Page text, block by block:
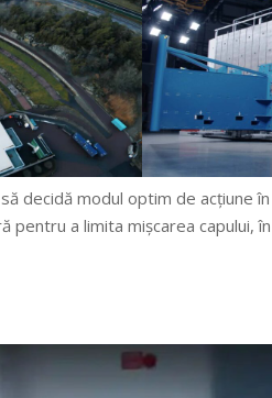
decidă modul optim de acțiune
a limita mișcarea capului,